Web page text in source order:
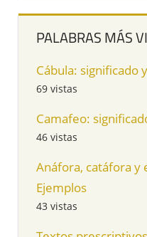
PALABRAS MÁS
Cábula: significado
69 vistas
Camafeo:
46 vistas
Anáfora, catáfora y
Ejemplos
43 vistas